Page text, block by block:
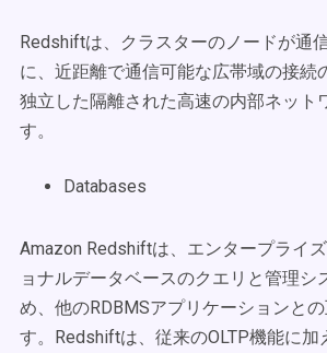
Redshiftは、クラスターのノードが通
に、近距離で通信可能な広帯域の接続
独立した隔離された高速の内部ネット
す。
Databases
Amazon Redshiftは、エンタープライ
ョナルデータベースのクエリと管理シ
め、他のRDBMSアプリケーションと
す。Redshiftは、従来のOLTP機能に加